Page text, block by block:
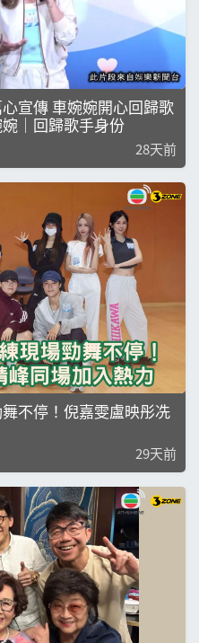
宣傳 車婉婉開心回歸歌
｜回歸歌手身份
28天前
不停！倪嘉雯盧映彤冼
29天前